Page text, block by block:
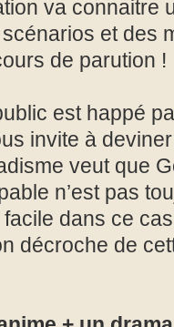
va connaitre
et des
de parution !
est happé
invite à
veut que
n’est pas
facile dans ce
décroche de